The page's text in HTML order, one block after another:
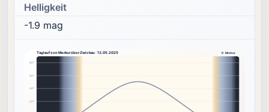
Helligkeit
-1.9 mag
20°
40°
60°
80°
Taglauf von Merkur über Zwickau · 13.05.2025 Merkur